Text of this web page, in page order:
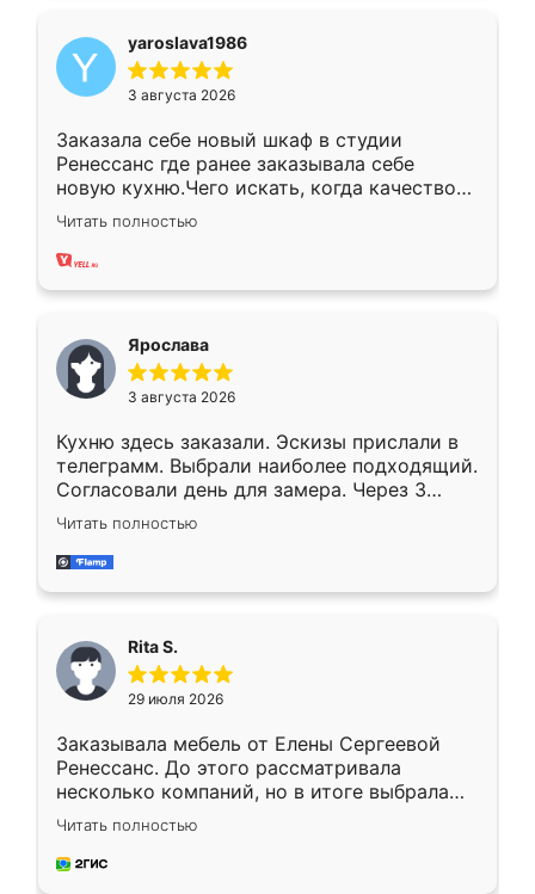
yaroslava1986
3 августа 2026
Заказала себе новый шкаф в студии
Ренессанс где ранее заказывала себе
новую кухню.Чего искать, когда качеством
вполне довольна. Служит кухня уже почти
два года, нареканий нет.
Читать полностью
Ярослава
3 августа 2026
Кухню здесь заказали. Эскизы прислали в
телеграмм. Выбрали наиболее подходящий.
Согласовали день для замера. Через 3
недели кухня была уже готова. Остались
довольны работой. Спасибо Ренессанс
мебель за качественную работу!
Читать полностью
Rita S.
29 июля 2026
Заказывала мебель от Елены Сергеевой
Ренессанс. До этого рассматривала
несколько компаний, но в итоге выбрала
эту. Сначала обговорили условия, потом
приехал замерщик, всё спокойно объяснил
и снял размеры. Изготовили в срок, с
Читать полностью